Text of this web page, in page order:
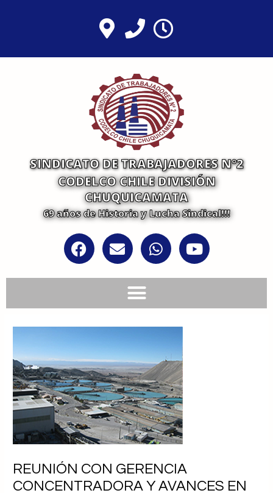
SINDICATO DE TRABAJADORES N°2
CODELCO CHILE DIVISIÓN
CHUQUICAMATA
69 años de Historia y Lucha Sindical!!!
a
c
n
v
h
a
o
u
REUNIÓN CON GERENCIA
CONCENTRADORA Y AVANCES EN